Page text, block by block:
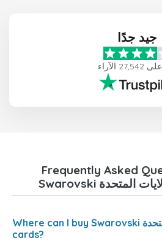
جيد جدًا
الآراء
Frequently Asked
Where can I buy Swarovski الولايات المتحدة gift
cards?